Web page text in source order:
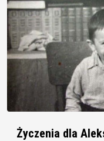
Życzenia dla